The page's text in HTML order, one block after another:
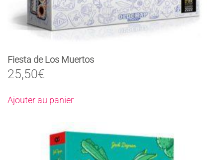
Fiesta de Los Muertos
25,50€
Ajouter au panier